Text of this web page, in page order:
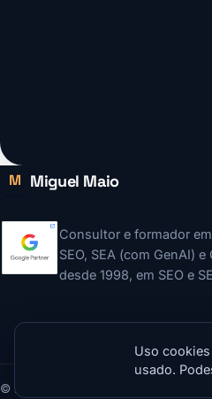
M Miguel Maio
Consultor e formador
SEO, SEA (com GenAI) e
desde 1998, em SEO e
© 2026
Uso
usado.